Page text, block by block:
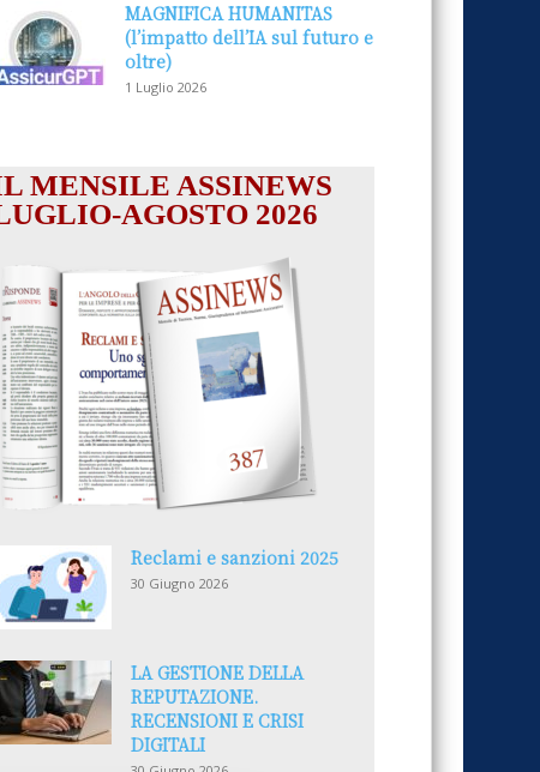
MAGNIFICA HUMANITAS
(l’impatto dell’IA sul futuro e
oltre)
1 Luglio 2026
MENSILE ASSINEWS
AGOSTO 2026
Reclami e sanzioni 2025
30 Giugno 2026
LA GESTIONE DELLA
REPUTAZIONE.
RECENSIONI E CRISI
DIGITALI